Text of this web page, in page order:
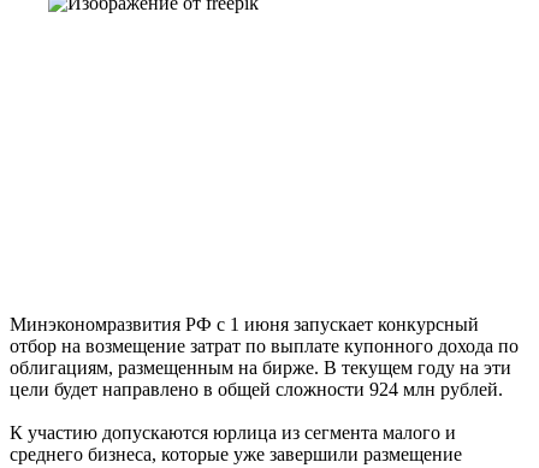
Минэкономразвития РФ с 1 июня запускает конкурсный
отбор на возмещение затрат по выплате купонного дохода по
облигациям, размещенным на бирже. В текущем году на эти
цели будет направлено в общей сложности 924 млн рублей.
К участию допускаются юрлица из сегмента малого и
среднего бизнеса, которые уже завершили размещение